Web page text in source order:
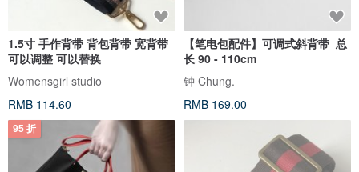
1.5寸 手作背带 背包背带 宽背带
可以调整 可以替换
Womensgirl studio
RMB 114.60
【笔电包配件】可调式斜背带_总
长 90 - 110cm
钟 Chung.
RMB 169.00
95 折